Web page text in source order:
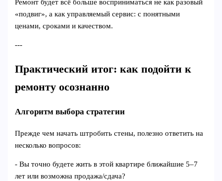
Ремонт будет всё больше восприниматься не как разовый
«подвиг», а как управляемый сервис: с понятными
ценами, сроками и качеством.
---
Практический итог: как подойти к
ремонту осознанно
Алгоритм выбора стратегии
Прежде чем начать штробить стены, полезно ответить на
несколько вопросов:
- Вы точно будете жить в этой квартире ближайшие 5–7
лет или возможна продажа/сдача?